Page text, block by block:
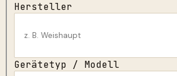
Hersteller
Gerätetyp / Modell